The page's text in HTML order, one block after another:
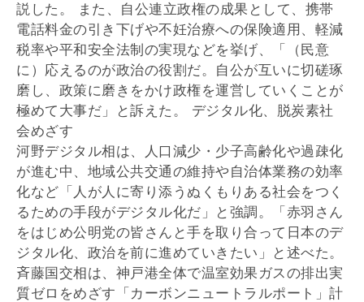
説した。 また、自公連立政権の成果として、携帯
電話料金の引き下げや不妊治療への保険適用、軽減
税率や平和安全法制の実現などを挙げ、「（民意
に）応えるのが政治の役割だ。自公が互いに切磋琢
磨し、政策に磨きをかけ政権を運営していくことが
極めて大事だ」と訴えた。 デジタル化、脱炭素社
会めざす
河野デジタル相は、人口減少・少子高齢化や過疎化
が進む中、地域公共交通の維持や自治体業務の効率
化など「人が人に寄り添うぬくもりある社会をつく
るための手段がデジタル化だ」と強調。「赤羽さん
をはじめ公明党の皆さんと手を取り合って日本のデ
ジタル化、政治を前に進めていきたい」と述べた。
斉藤国交相は、神戸港全体で温室効果ガスの排出実
質ゼロをめざす「カーボンニュートラルポート」計